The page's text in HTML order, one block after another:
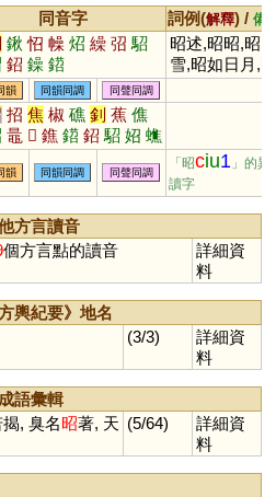
同音字 詞例(解釋) / 備
鍬 怊 幧 炤 繰 弨 駋
鉊 鐰 鍣
昭述,昭昭,昭
雪,昭如日月,昭
然若揭,昭德塞
違,罪惡昭彰
韻 同韻同調 同聲同調
招 焦 椒 礁 釗 蕉 僬
鼂 𦩻 鐎 鍣 鉊 駋 妱 蟭
嫶
韻 同韻同調 同聲同調
「昭ciu1 」的異
讀字
方言讀音
個方言點的讀音
詳細資
料
輿紀要》地名
(3/3)
詳細資
料
成語彙輯
, 臭名昭著, 天 (5/64)
詳細資
料